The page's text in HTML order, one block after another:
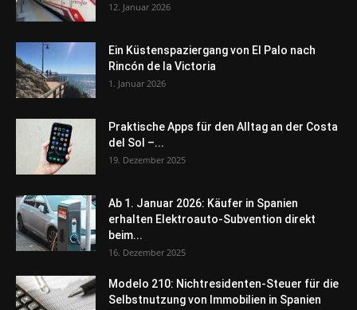
12. Januar 2026
Ein Küstenspaziergang von El Palo nach
Rincón de la Victoria
1. Januar 2026
Praktische Apps für den Alltag an der Costa
del Sol –...
19. Dezember 2025
Ab 1. Januar 2026: Käufer in Spanien
erhalten Elektroauto-Subvention direkt
beim...
16. Dezember 2025
Modelo 210: Nichtresidenten-Steuer für die
Selbstnutzung von Immobilien in Spanien